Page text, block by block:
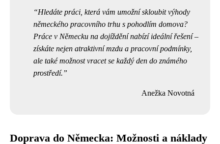
Hledáte práci, která vám umožní skloubit výhody
německého pracovního trhu s pohodlím domova?
Práce v Německu na dojíždění nabízí ideální řešení –
získáte nejen atraktivní mzdu a pracovní podmínky,
ale také možnost vracet se každý den do známého
prostředí.
Anežka Novotná
Doprava do Německa: Možnosti a náklady